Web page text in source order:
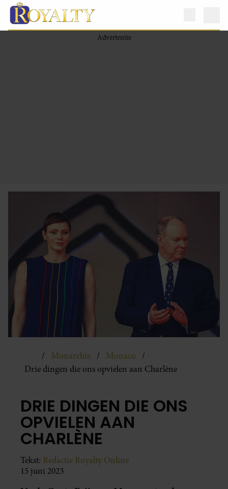
Monarchie
Monaco
Drie dingen die ons opvielen aan Charlène
DRIE DINGEN DIE ONS
OPVIELEN AAN
CHARLÈNE
Tekst: Redactie Royalty Online
15 juni 2023